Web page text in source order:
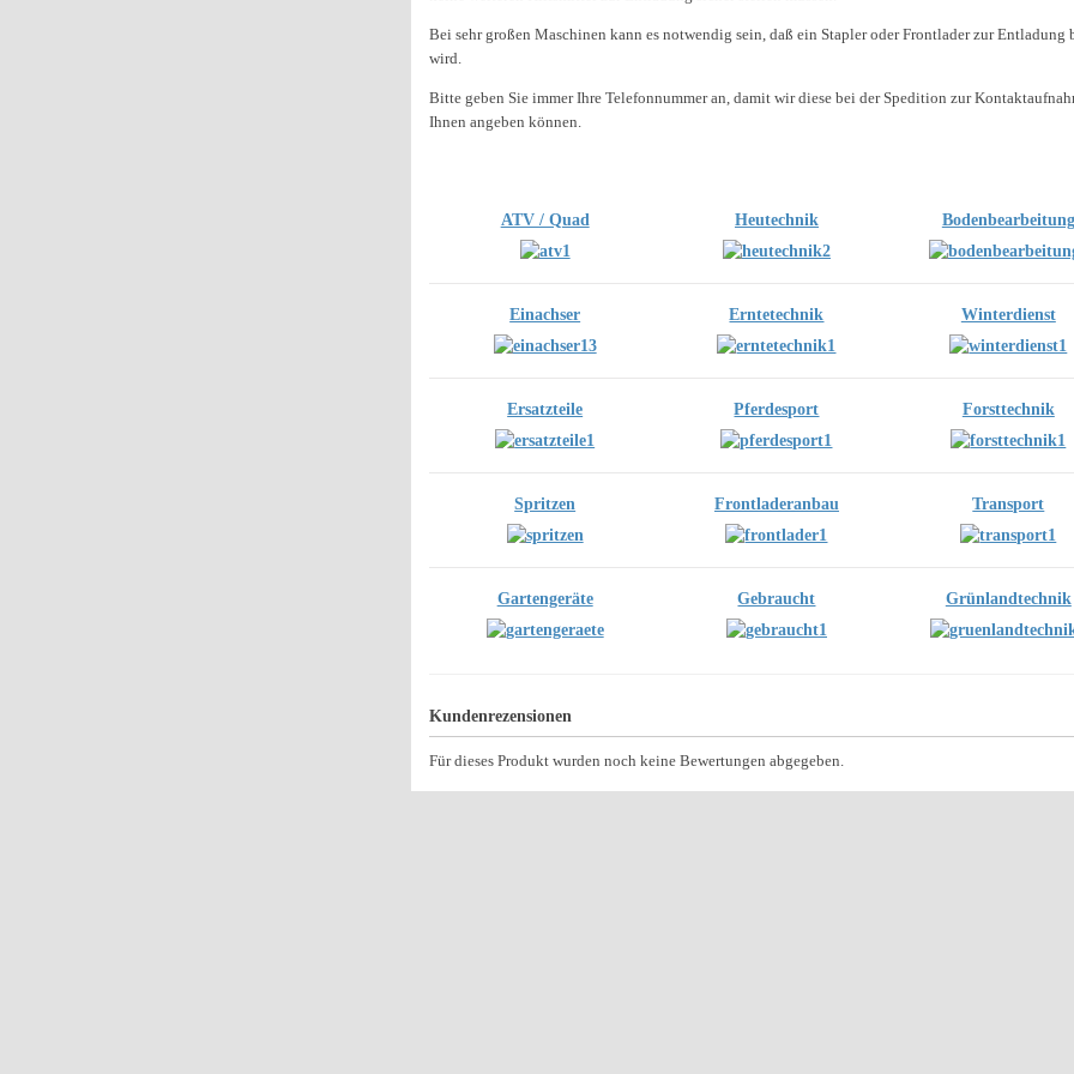
Bei sehr großen Maschinen kann es notwendig sein, daß ein Stapler oder Frontlader zur Entladung
wird.
Bitte geben Sie immer Ihre Telefonnummer an, damit wir diese bei der Spedition zur
Ihnen angeben können.
ATV / Quad Heutechnik Bodenbearbeitung
Einachser Erntetechnik Winterdienst
Ersatzteile Pferdesport Forsttechnik
Spritzen Frontladeranbau Transport
Gartengeräte Gebraucht Grünlandtechnik
Kundenrezensionen
Für dieses Produkt wurden noch keine Bewertungen abgegeben.